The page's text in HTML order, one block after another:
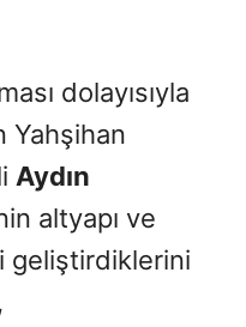
dolayısıyla
Yahşihan
Aydın
altyapı ve
geliştirdiklerini